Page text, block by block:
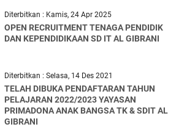
Diterbitkan : Kamis, 24 Apr 2025
OPEN RECRUITMENT TENAGA PENDIDIK
DAN KEPENDIDIKAAN SD IT AL GIBRANI
Diterbitkan : Selasa, 14 Des 2021
TELAH DIBUKA PENDAFTARAN TAHUN
PELAJARAN 2022/2023 YAYASAN
PRIMADONA ANAK BANGSA TK & SDIT AL
GIBRANI